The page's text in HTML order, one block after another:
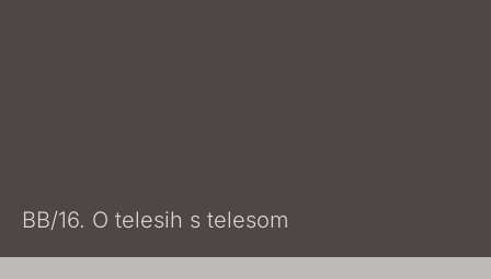
BB/16. O telesih s telesom